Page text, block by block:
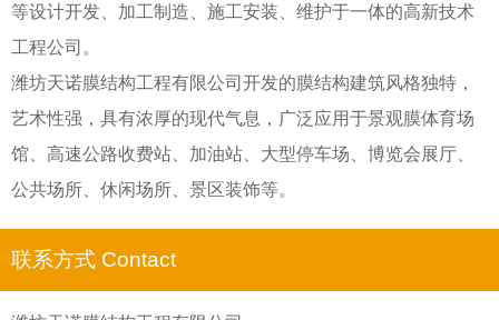
等设计开发、加工制造、施工安装、维护于一体的高新技术
工程公司。
潍坊天诺膜结构工程有限公司开发的膜结构建筑风格独特，
艺术性强，具有浓厚的现代气息，广泛应用于景观膜体育场
馆、高速公路收费站、加油站、大型停车场、博览会展厅、
公共场所、休闲场所、景区装饰等。
联系方式 Contact